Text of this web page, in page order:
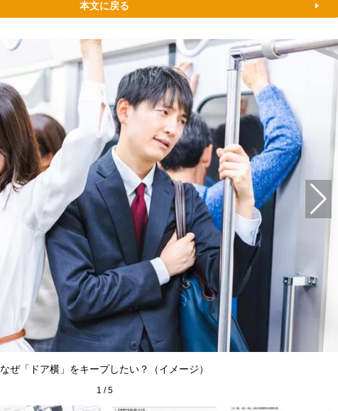
本文に戻る
なぜ「ドア横」をキープしたい？（イメージ）
1 /5